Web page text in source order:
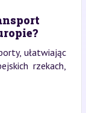
ułatwiając
rzekach,